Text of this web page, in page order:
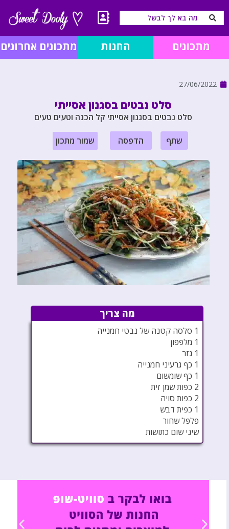
מתכונים החנות מתכונים אחרונים
27/06/2022
סלט נבטים בסגנון אסייתי
סלט נבטים בסגנון אסייתי קל הכנה וטעים טעים
שתף הדפסה שמור מתכון
מה צריך
1 סלסה קטנה של נבטי חמנייה
1 מלפפון
1 גזר
1 כף גרעיני חמנייה
1 כף שומשום
2 כפות שמן זית
2 כפות סויה
1 כפית דבש
פלפל שחור
שיני שום כתושות